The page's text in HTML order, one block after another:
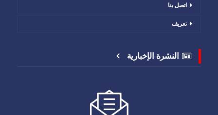
اتصل بنا
تعريف
النشرة الإخبارية